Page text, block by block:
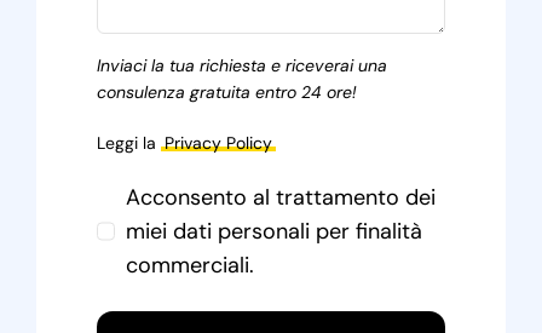
Inviaci la tua richiesta e riceverai una
consulenza gratuita entro 24 ore!
Leggi la Privacy Policy
Acconsento al trattamento dei
miei dati personali per finalità
commerciali.